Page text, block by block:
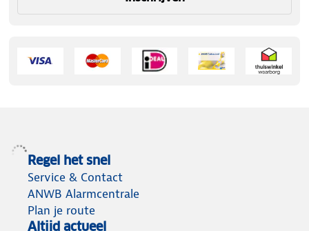
Regel het snel
Service & Contact
ANWB Alarmcentrale
Plan je route
Altijd actueel